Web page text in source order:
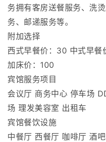
务拥有客房送餐服务、洗
务、邮递服务等。
附加选择
西式早餐价：30 中式早餐
加床价：100
宾馆服务项目
会议厅 商务中心 停车场
场 理发美容室 出租车
宾馆餐饮设施
中餐厅 西餐厅 咖啡厅 酒